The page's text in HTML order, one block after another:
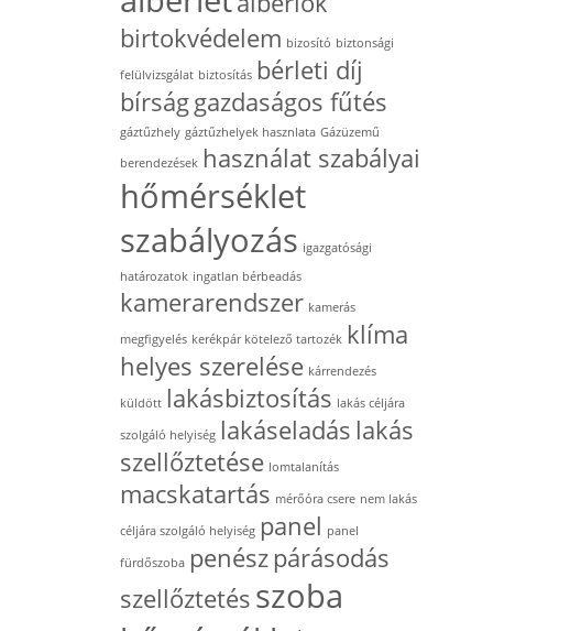
birtokvédelem bizosító biztonsági
felülvizsgálat biztosítás bérleti díj
bírsággazdaságos fűtés
gáztűzhely gáztűzhelyek hasznlata Gázüzemű
berendezések használat szabályai
hőmérséklet
szabályozás igazgatósági
határozatok ingatlan bérbeadás
kamerarendszer kamerás
megfigyelés kerékpár kötelező tartozék klíma
helyes szerelése kárrendezés
küldött lakásbiztosítás lakás céljára
szolgáló helyiség lakáseladás lakás
szellőztetése lomtalanítás
macskatartás mérőóra csere nem lakás
céljára szolgáló helyiség panel panel
fürdőszoba penész párásodás
szellőztetés szoba